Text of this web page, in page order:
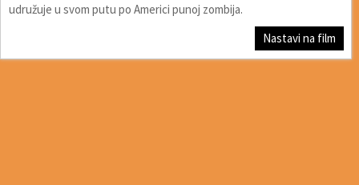
udružuje u svom putu po Americi punoj zombija.
Nastavi na film